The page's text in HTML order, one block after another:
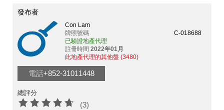
發布者
Con Lam
牌照號碼
C-018688
已驗證地產代理
註冊時間 2022年01月
此地產代理的其他盤 (3480)
電話+852-31011448
總評分
(3)